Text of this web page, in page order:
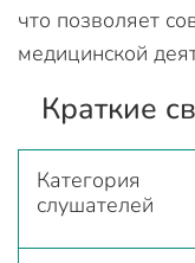
что позволяет
медицинской
Краткие
Категория
слушателей